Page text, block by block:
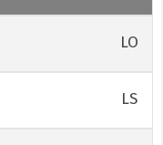
LO
LS